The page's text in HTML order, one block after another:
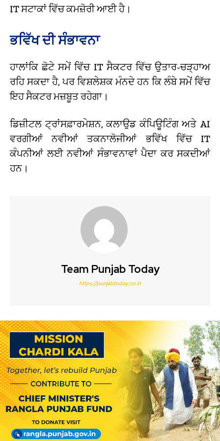
IT ਸਟਾਕਾਂ ਵਿੱਚ ਕਮਜ਼ੋਰੀ ਆਈ ਹੈ।
ਭਵਿੱਖ ਦੀ ਸੰਭਾਵਨਾ
ਹਾਲਾਂਕਿ ਛੋਟੇ ਸਮੇਂ ਵਿੱਚ IT ਸੈਕਟਰ ਵਿੱਚ ਉਤਾਰ-ਚੜ੍ਹਾਅ
ਰਹਿ ਸਕਦਾ ਹੈ, ਪਰ ਵਿਸ਼ਲੇਸ਼ਕ ਮੰਨਦੇ ਹਨ ਕਿ ਲੰਬੇ ਸਮੇਂ ਵਿੱਚ
ਇਹ ਸੈਕਟਰ ਮਜ਼ਬੂਤ ਰਹੇਗਾ।
ਡਿਜ਼ੀਟਲ ਟ੍ਰਾਂਸਫ਼ਾਰਮੇਸ਼ਨ, ਕਲਾਉਡ ਕੰਪਿਊਟਿੰਗ ਅਤੇ AI
ਵਰਗੀਆਂ ਨਵੀਆਂ ਤਕਨਾਲੋਜੀਆਂ ਭਵਿੱਖ ਵਿੱਚ IT
ਕੰਪਨੀਆਂ ਲਈ ਨਵੀਆਂ ਸੰਭਾਵਨਾਵਾਂ ਪੈਦਾ ਕਰ ਸਕਦੀਆਂ
ਹਨ।
Team Punjab Today
https://punjabtoday.co.in